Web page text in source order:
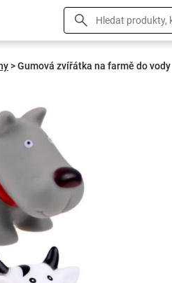
>Gumová zvířátka na farmě do vody